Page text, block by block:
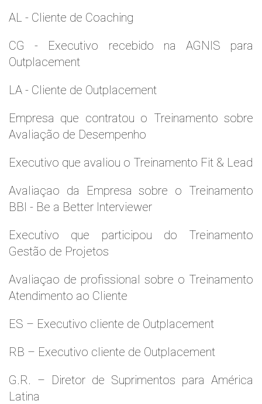
AL - Cliente de Coaching
CG - Executivo recebido na AGNIS para
Outplacement
LA - Cliente de Outplacement
Empresa que contratou o Treinamento sobre
Avaliação de Desempenho
Executivo que avaliou o Treinamento Fit & Lead
Avaliaçao da Empresa sobre o Treinamento
BBI - Be a Better Interviewer
Executivo que participou do Treinamento
Gestão de Projetos
Avaliaçao de profissional sobre o Treinamento
Atendimento ao Cliente
ES – Executivo cliente de Outplacement
RB – Executivo cliente de Outplacement
G.R. – Diretor de Suprimentos para América
Latina